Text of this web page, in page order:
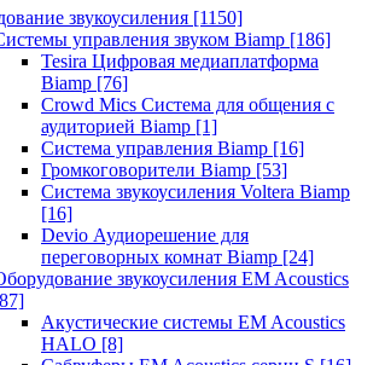
звукоусиления [1150]
управления звуком Biamp [186]
Tesira Цифровая медиаплатформа
Biamp [76]
Crowd Mics Система для общения с
аудиторией Biamp [1]
Система управления Biamp [16]
Громкоговорители Biamp [53]
Система звукоусиления Voltera Biamp
[16]
Devio Аудиорешение для
переговорных комнат Biamp [24]
звукоусиления EM Acoustics
Акустические системы EM Acoustics
HALO [8]